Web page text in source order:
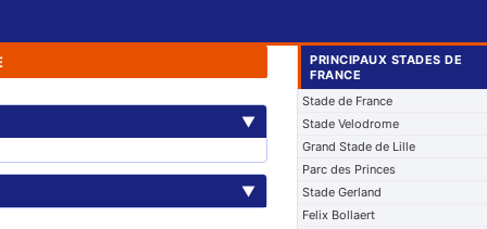
▼
▼
PRINCIPAUX STADES DE
FRANCE
Stade de France
Stade Velodrome
Grand Stade de Lille
Parc des Princes
Stade Gerland
Felix Bollaert